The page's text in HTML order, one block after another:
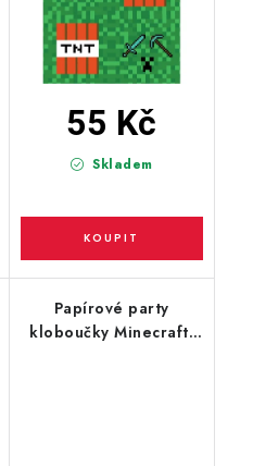
Skladem
55 Kč
Papírové party
kloboučky Minecraft,